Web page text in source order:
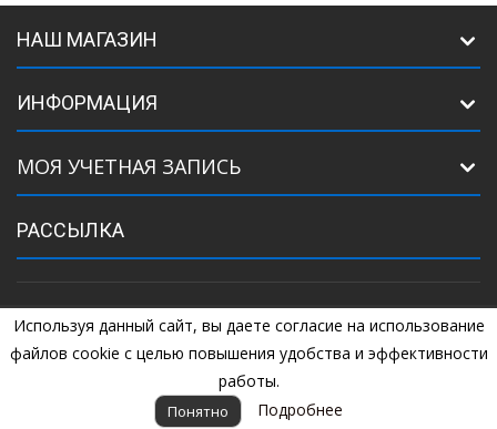
Используя данный сайт, вы даете согласие на использование
файлов cookie с целью повышения удобства и эффективности
работы.
Понятно Подробнее
НАШ МАГАЗИН
ИНФОРМАЦИЯ
МОЯ УЧЕТНАЯ ЗАПИСЬ
РАССЫЛКА
©2005Комплектующие для ворот. +7 (925) 507-07-34, +7 (925) 507-
04-44